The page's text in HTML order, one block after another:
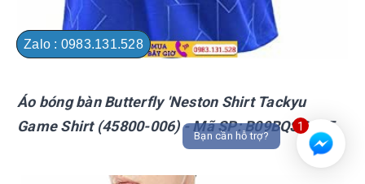
Áo bóng bàn Butterfly 'Neston Shirt Tackyu
Game Shirt (45800-006)- Mã SP:B09BQSCFKF
Zalo : 0983.131.528
1
Bạn cần hỗ trợ?